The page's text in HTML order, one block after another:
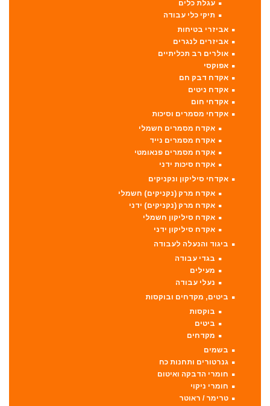
עגלת כלים
תיקי כלי עבודה
אביזרי בטיחות
אביזרים לנגרים
אולרים רב תכליתיים
אפוקסי
אקדח דבק חם
אקדח ניטים
אקדחי חום
אקדחי מסמרים וסיכות
אקדח מסמרים חשמלי
אקדח מסמרים נייד
אקדח מסמרים פנאומטי
אקדח סיכות ידני
אקדחי סיליקון ונקניקים
אקדח מרק (נקניקים) חשמלי
אקדח מרק (נקניקים) ידני
אקדח סיליקון חשמלי
אקדח סיליקון ידני
ביגוד והנעלה לעבודה
בגדי עבודה
מעילים
נעלי עבודה
ביטים, מקדחים ובוקסות
בוקסות
ביטים
מקדחים
בשמים
גנרטורים ותחנות כח
חומרי הדבקה ואיטום
חומרי ניקוי
טרימר / ראוטר